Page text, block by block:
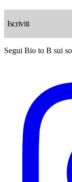
Segui Bio to B sui